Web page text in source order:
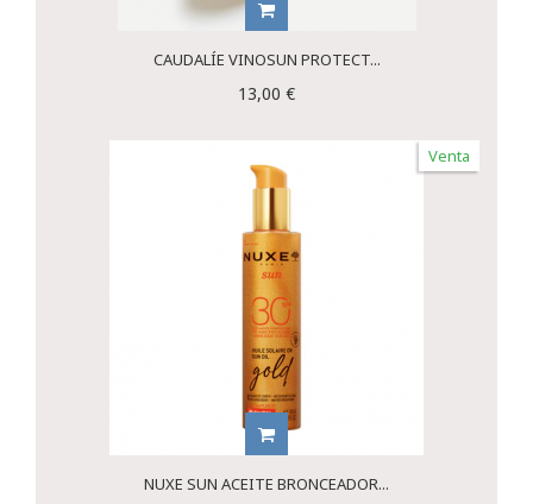
CAUDALÍE VINOSUN PROTECT...
13,00 €
Venta
NUXE SUN ACEITE BRONCEADOR...